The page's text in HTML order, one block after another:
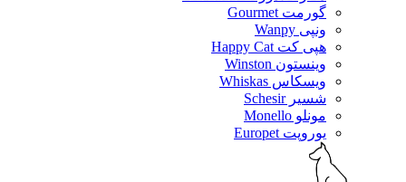
گورمت Gourmet
ونپی Wanpy
هپی کت Happy Cat
وینستون Winston
ویسکاس Whiskas
شسیر Schesir
مونلو Monello
یوروپت Europet